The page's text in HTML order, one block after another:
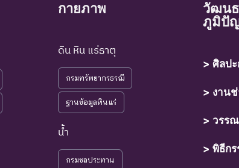
นิดพันธุ์ที่ไม่มีรายงานว่าพบอาศัยอยู่ในถิ่นที่อยู่อาศัยตามธรรมช
ดพันธุ์ที่มีความเสี่ยงสูงต่อการสูญพันธุ์จากพื้นที่ธรรมชาติในขณ
ดพันธุ์ที่กำลังอยู่ในภาวะอันตรายที่ใกล้จะสูญพันธุ์ไปจากโลก
ป็นสาเหตุให้เกิดการสูญพันธุ์ยังดำเนินต่อไป
นิดพันธุ์ที่เข้าสู่ภาวะใกล้สูญพันธุ์ในอนาคตอันใกล้ ถ้ายังคงมี
กายภาพ
ดิน หิน แร่ธาตุ
กรมทรัพยากรธรณี
ฐานข้อมูลหินแร่
น้ำ
กรมชลประทาน
วัฒน
ภูมิปั
> ศิลป
> งานช่
> วรร
> พิธีก